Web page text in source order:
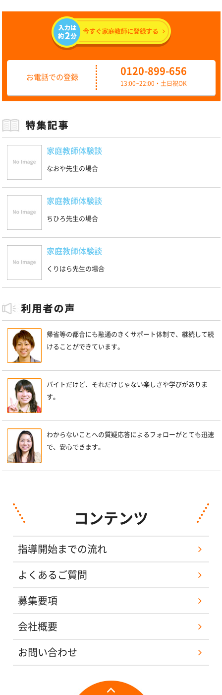
お電話での登録
0120-899-656
13:00~22:00・土日祝OK
家庭教師体験談
なおや先生の場合
家庭教師体験談
ちひろ先生の場合
家庭教師体験談
くりはら先生の場合
帰省等の都合にも融通のきくサポート体制で、継続して続
けることができています。
バイトだけど、それだけじゃない楽しさや学びがありま
す。
わからないことへの質疑応答によるフォローがとても迅速
で、安心できます。
コンテンツ
指導開始までの流れ
よくあるご質問
募集要項
会社概要
お問い合わせ